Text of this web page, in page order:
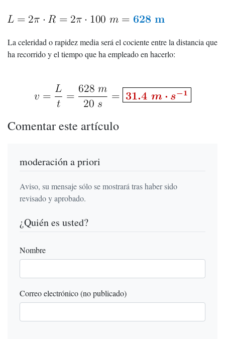
La celeridad o rapidez media será el cociente entre la distancia que
ha recorrido y el tiempo que ha empleado en hacerlo:
Comentar este artículo
moderación a priori
Aviso, su mensaje sólo se mostrará tras haber sido
revisado y aprobado.
¿Quién es usted?
Nombre
Correo electrónico (no publicado)